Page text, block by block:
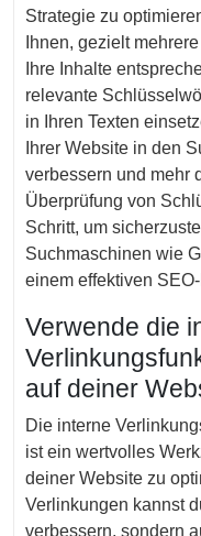
Strategie zu
Ihnen, gezielt
Ihre Inhalte
relevante
in Ihren Texten
Ihrer Website in den
verbessern und mehr
Überprüfung von
Schritt, um
Suchmaschinen wie
einem effektiven
Verwende die
auf deiner
Die interne
ist ein wertvolles
deiner Website zu
Verlinkungen kannst
verbessern, sondern